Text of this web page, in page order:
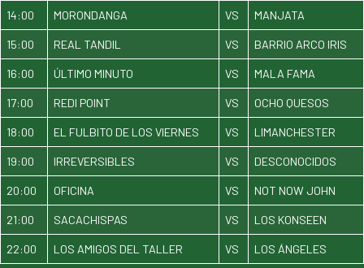
14:00 MORONDANGA VS MANJATA
15:00 REAL TANDIL VS BARRIO ARCO IRIS
16:00 ÚLTIMO MINUTO VS MALA FAMA
17:00 REDI POINT VS OCHO QUESOS
18:00 EL FULBITO DE LOS VIERNES VS LIMANCHESTER
19:00 IRREVERSIBLES VS DESCONOCIDOS
20:00 OFICINA VS NOT NOW JOHN
21:00 SACACHISPAS VS LOS KONSEEN
22:00 LOS AMIGOS DEL TALLER VS LOS ÁNGELES